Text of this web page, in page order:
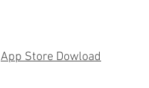
App Store Dowload